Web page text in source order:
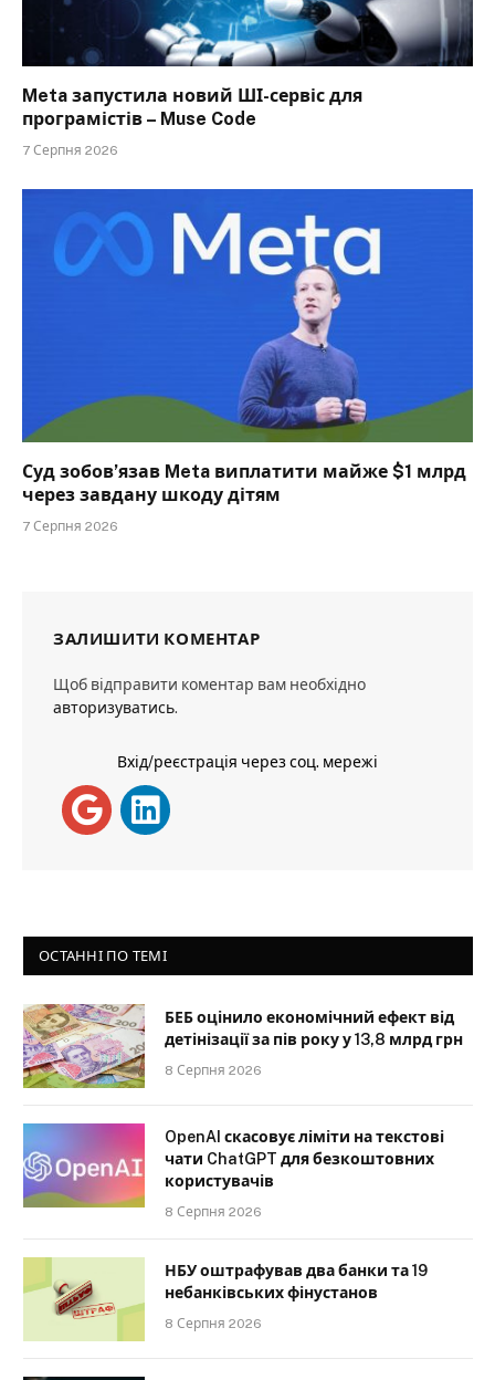
Meta запустила новий ШІ-сервіс для
програмістів – Muse Code
7 Серпня 2026
Суд зобов’язав Meta виплатити майже $1 млрд
через завдану шкоду дітям
7 Серпня 2026
ЗАЛИШИТИ КОМЕНТАР
Щоб відправити коментар вам необхідно
авторизуватись.
Вхід/реєстрація через соц. мережі
ОСТАННІ ПО ТЕМІ
БЕБ оцінило економічний ефект від
детінізації за пів року у 13,8 млрд грн
8 Серпня 2026
OpenAI скасовує ліміти на текстові
чати ChatGPT для безкоштовних
користувачів
8 Серпня 2026
НБУ оштрафував два банки та 19
небанківських фінустанов
8 Серпня 2026